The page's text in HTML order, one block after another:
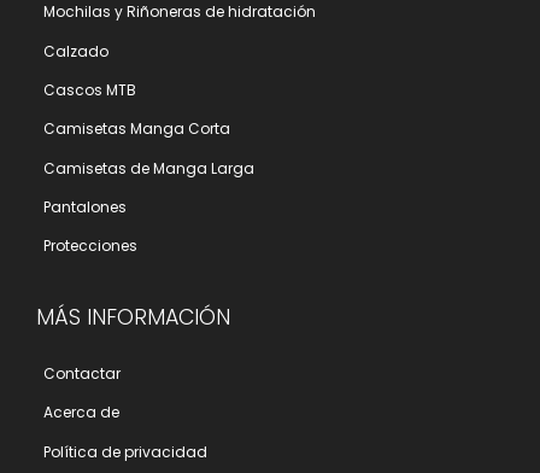
Mochilas y Riñoneras de hidratación
Calzado
Cascos MTB
Camisetas Manga Corta
Camisetas de Manga Larga
Pantalones
Protecciones
MÁS INFORMACIÓN
Contactar
Acerca de
Polí­tica de privacidad